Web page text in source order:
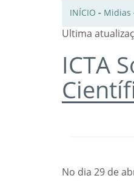
INÍCIO - Midias
Ultima
ICTA
No dia 29 de